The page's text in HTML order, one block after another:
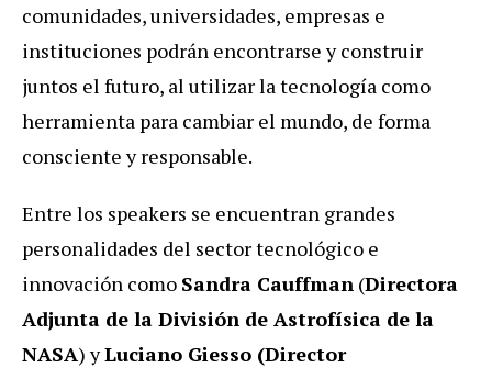
comunidades, universidades, empresas e
instituciones podrán encontrarse y construir
juntos el futuro, al utilizar la tecnología como
herramienta para cambiar el mundo, de forma
consciente y responsable.
Entre los speakers se encuentran grandes
personalidades del sector tecnológico e
innovación como Sandra Cauffman (Directora
Adjunta de la División de Astrofísica de la
NASA) yLuciano Giesso (Director